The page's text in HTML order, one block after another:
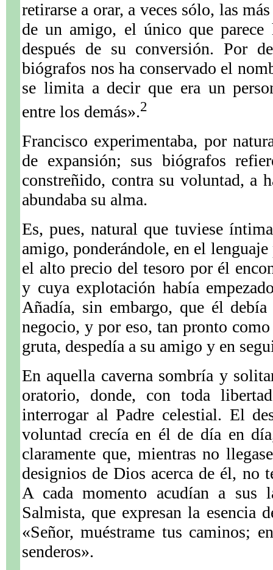
retirarse a orar, a veces sólo, las
de un amigo, el único que parece
después de su conversión. Por
biógrafos nos ha conservado el
se limita a decir que era un
entre los demás».2
Francisco experimentaba, por
de expansión; sus biógrafos
constreñido, contra su voluntad, a
abundaba su alma.
Es, pues, natural que tuviese
amigo, ponderándole, en el
el alto precio del tesoro por él
y cuya explotación había
Añadía, sin embargo, que él
negocio, y por eso, tan pronto
gruta, despedía a su amigo y en
En aquella caverna sombría y
oratorio, donde, con toda
interrogar al Padre celestial. El
voluntad crecía en él de día en
claramente que, mientras no
designios de Dios acerca de él, no
A cada momento acudían a sus
Salmista, que expresan la esencia
«Señor, muéstrame tus caminos;
senderos».